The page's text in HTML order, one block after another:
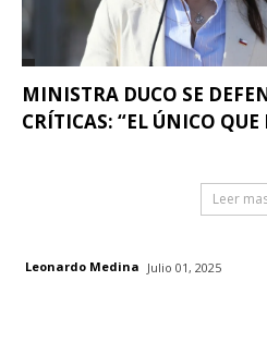
MINISTRA DUCO SE
CRÍTICAS: “EL ÚNICO QUE
Leer
Leonardo Medina Julio 01, 2025